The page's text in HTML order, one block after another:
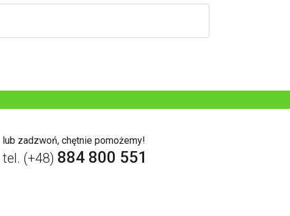
lub zadzwoń, chętnie pomożemy!
tel. (+48) 884 800 551